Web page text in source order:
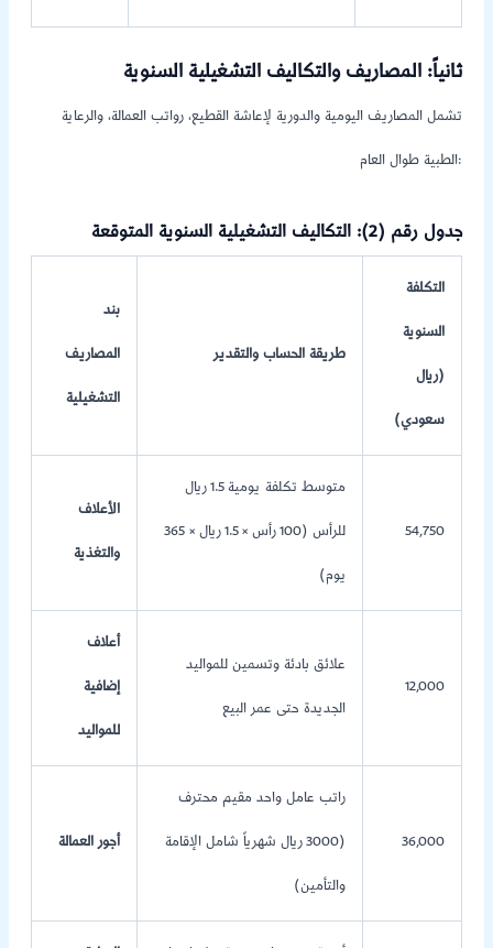
ثانياً: المصاريف والتكاليف التشغيلية السنوية
تشمل المصاريف اليومية والدورية لإعاشة القطيع، رواتب العمالة، والرعاية
الطبية طوال العام:
جدول رقم (2): التكاليف التشغيلية السنوية المتوقعة
بند
المصاريف
التشغيلية
طريقة الحساب والتقدير
التكلفة
السنوية
(ريال
سعودي)
الأعلاف
والتغذية
متوسط تكلفة يومية 1.5 ريال
للرأس (100 رأس × 1.5 ريال × 365
يوم)
54,750
أعلاف
إضافية
للمواليد
علائق بادئة وتسمين للمواليد
الجديدة حتى عمر البيع
12,000
أجور العمالة
راتب عامل واحد مقيم محترف
(3000 ريال شهرياً شامل الإقامة
والتأمين)
36,000